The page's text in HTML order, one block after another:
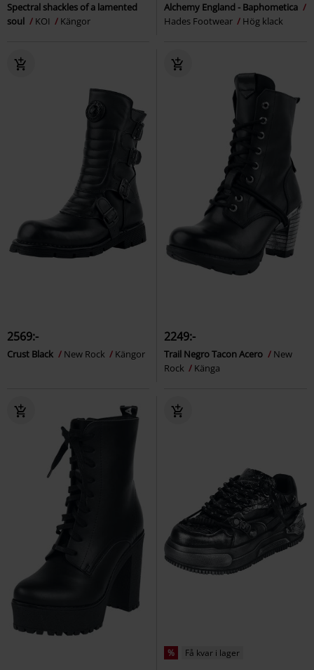
Spectral shackles of a lamented
soul
KOI Kängor
Alchemy England - Baphometica
Hades Footwear
Hög klack
2569:-
Crust Black New Rock Kängor
2249:-
Trail Negro Tacon Acero
New
Rock
Känga
% Få kvar i lager